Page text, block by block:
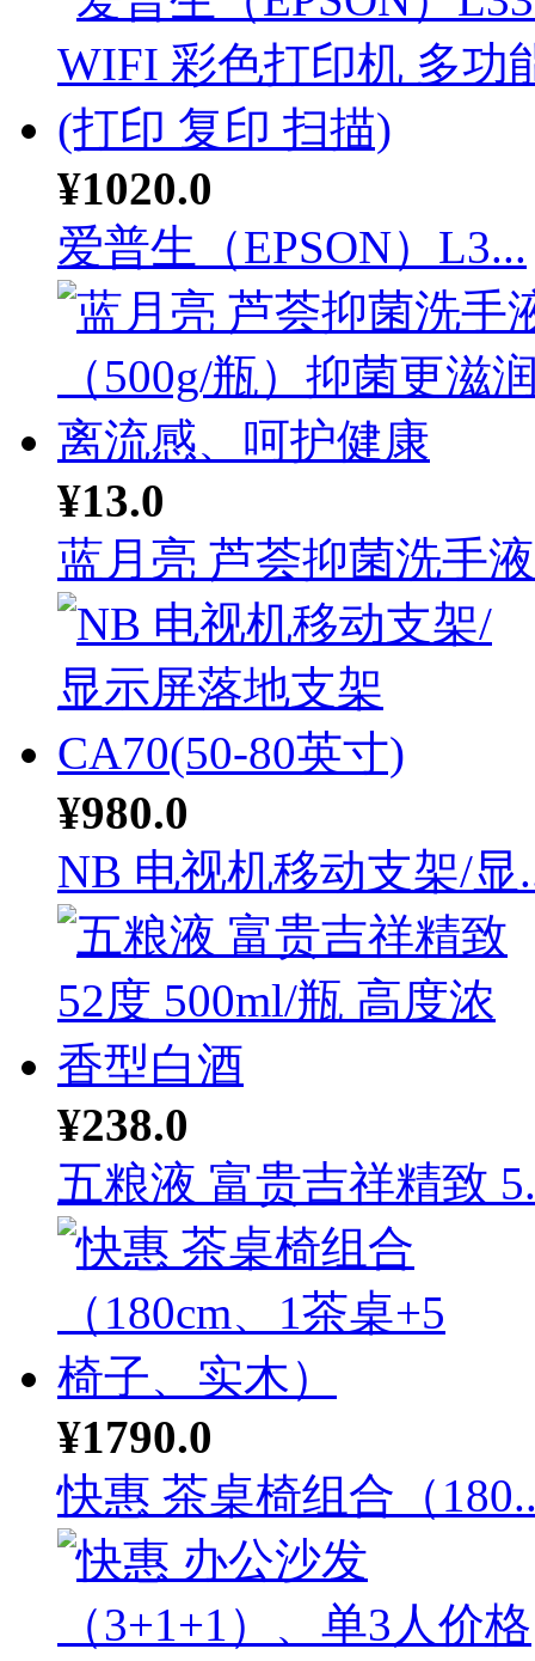
¥1020.0
爱普生（EPSON）L3...
¥13.0
蓝月亮 芦荟抑菌洗手
¥980.0
NB 电视机移动支架/显
¥238.0
五粮液 富贵吉祥精致
¥1790.0
快惠 茶桌椅组合（